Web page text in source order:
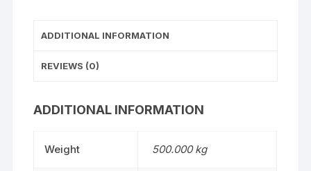
ADDITIONAL INFORMATION
REVIEWS (0)
ADDITIONAL INFORMATION
Weight 500.000 kg